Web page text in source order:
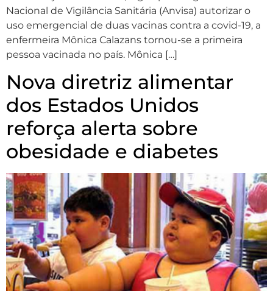
Nacional de Vigilância Sanitária (Anvisa) autorizar o
uso emergencial de duas vacinas contra a covid-19, a
enfermeira Mônica Calazans tornou-se a primeira
pessoa vacinada no país. Mônica […]
Nova diretriz alimentar
dos Estados Unidos
reforça alerta sobre
obesidade e diabetes